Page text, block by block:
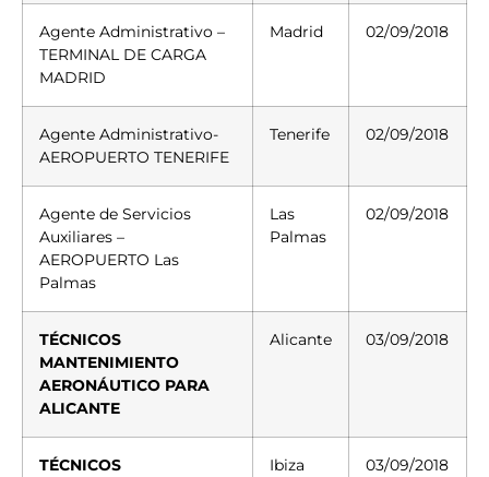
Agente Administrativo –
TERMINAL DE CARGA
MADRID
Madrid 02/09/2018
Agente Administrativo-
AEROPUERTO TENERIFE
Tenerife 02/09/2018
Agente de Servicios
Auxiliares –
AEROPUERTO Las
Palmas
Las
Palmas
02/09/2018
TÉCNICOS
MANTENIMIENTO
AERONÁUTICO PARA
ALICANTE
Alicante 03/09/2018
TÉCNICOS
Ibiza 03/09/2018